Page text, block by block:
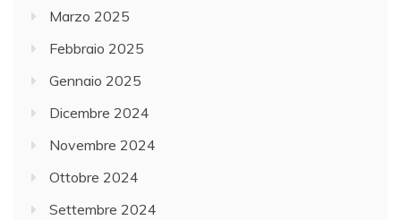
Marzo 2025
Febbraio 2025
Gennaio 2025
Dicembre 2024
Novembre 2024
Ottobre 2024
Settembre 2024